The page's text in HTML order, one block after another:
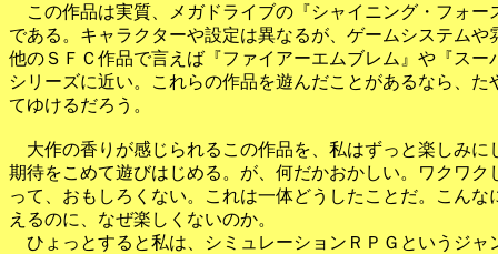
この作品は実質、メガドライブの『シャイニング・フォー
である。キャラクターや設定は異なるが、ゲームシステムや
他のＳＦＣ作品で言えば『ファイアーエムブレム』や『スー
シリーズに近い。これらの作品を遊んだことがあるなら、た
てゆけるだろう。
大作の香りが感じられるこの作品を、私はずっと楽しみに
期待をこめて遊びはじめる。が、何だかおかしい。ワクワク
って、おもしろくない。これは一体どうしたことだ。こんな
えるのに、なぜ楽しくないのか。
ひょっとすると私は、シミュレーションＲＰＧというジャ